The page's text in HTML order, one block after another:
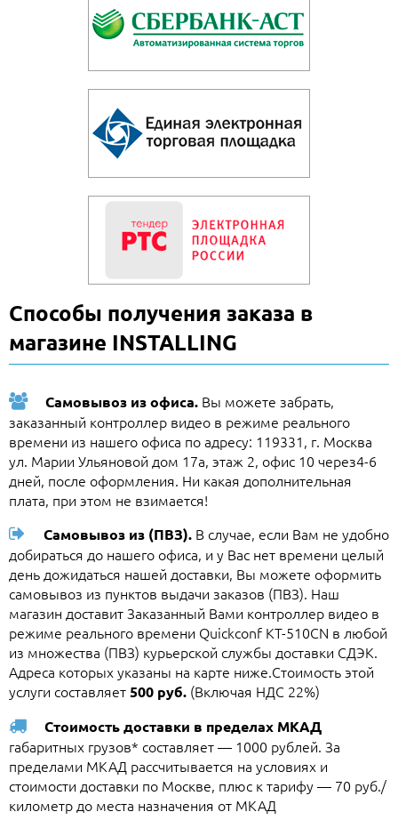
Способы получения заказа в
магазине INSTALLING
Самовывоз из офиса. Вы можете забрать,
заказанный контроллер видео в режиме реального
времени из нашего офиса по адресу: 119331, г. Москва
ул. Марии Ульяновой дом 17а, этаж 2, офис 10 через4-6
дней, после оформления. Ни какая дополнительная
плата, при этом не взимается!
Самовывоз из (ПВЗ). В случае, если Вам не удобно
добираться до нашего офиса, и у Вас нет времени целый
день дожидаться нашей доставки, Вы можете оформить
самовывоз из пунктов выдачи заказов (ПВЗ). Наш
магазин доставит Заказанный Вами контроллер видео в
режиме реального времени Quickconf KT-510CN в любой
из множества (ПВЗ) курьерской службы доставки СДЭК.
Адреса которых указаны на карте ниже.Стоимость этой
услуги составляет500 руб. (Включая НДС 22%)
Стоимость доставки в пределах МКАД
габаритных грузов* составляет — 1000 рублей. За
пределами МКАД рассчитывается на условиях и
стоимости доставки по Москве, плюс к тарифу — 70 руб./
километр до места назначения от МКАД